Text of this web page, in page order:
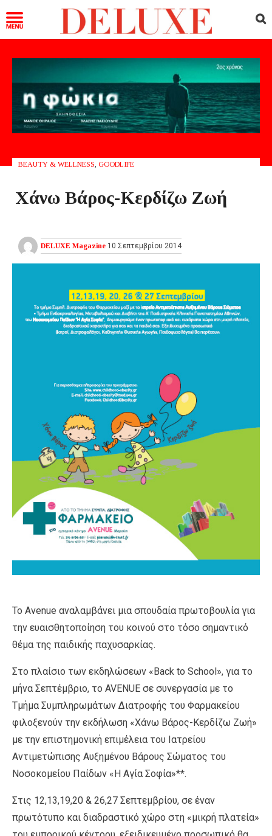
BEAUTY & WELLNESS GOODLIFE
Χάνω Βάρος-Κερδίζω Ζωή
DELUXE Magazine 10 Σεπτεμβρίου 2014
Το Avenue αναλαμβάνει μια σπουδαία πρωτοβουλία για
την ευαισθητοποίηση του κοινού στο τόσο σημαντικό
θέμα της παιδικής παχυσαρκίας.
Στο πλαίσιο των εκδηλώσεων «Back to School», για το
μήνα Σεπτέμβριο, το AVENUE σε συνεργασία με το
Τμήμα Συμπληρωμάτων Διατροφής του Φαρμακείου
φιλοξενούν την εκδήλωση «Χάνω Βάρος-Κερδίζω Ζωή»
με την επιστημονική επιμέλεια του Ιατρείου
Αντιμετώπισης Αυξημένου Βάρους Σώματος του
Νοσοκομείου Παίδων «Η Αγία Σοφία»**.
Στις 12,13,19,20 & 26,27 Σεπτεμβρίου, σε έναν
πρωτότυπο και διαδραστικό χώρο στη «μικρή πλατεία»